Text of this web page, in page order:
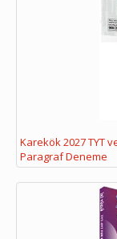
Karekök 2027 TYT
Paragraf Deneme